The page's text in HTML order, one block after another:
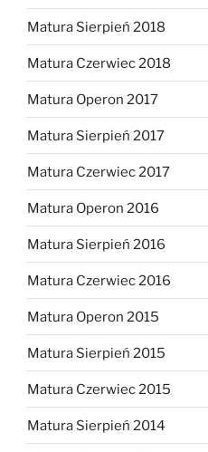
Matura Sierpień 2018
Matura Czerwiec 2018
Matura Operon 2017
Matura Sierpień 2017
Matura Czerwiec 2017
Matura Operon 2016
Matura Sierpień 2016
Matura Czerwiec 2016
Matura Operon 2015
Matura Sierpień 2015
Matura Czerwiec 2015
Matura Sierpień 2014